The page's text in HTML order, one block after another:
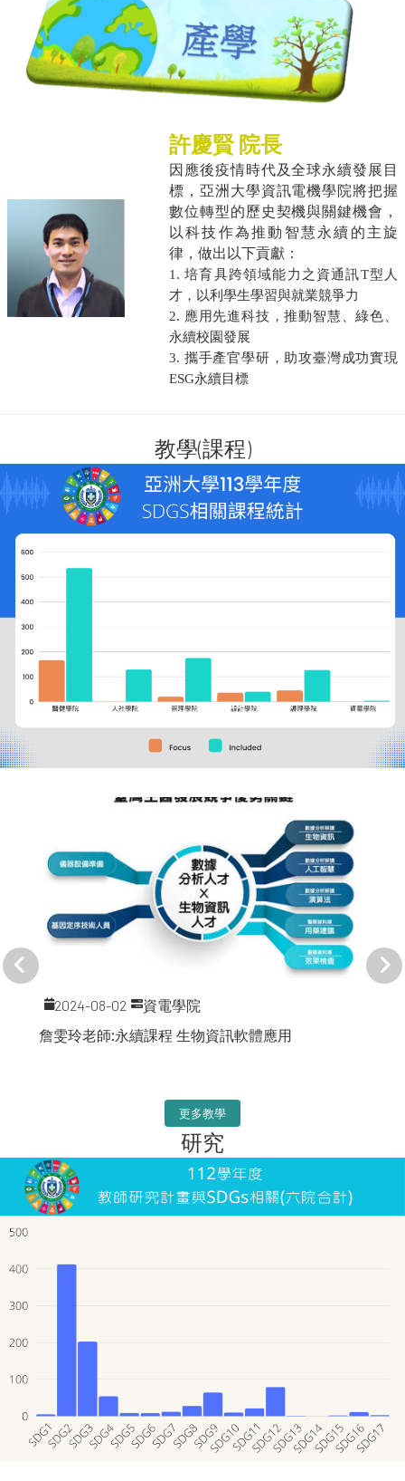
許慶賢 院長
因應後疫情時代及全球永續發展目
標，亞洲大學資訊電機學院將把握
數位轉型的歷史契機與關鍵機會，
以科技作為推動智慧永續的主旋
律，做出以下貢獻：
1. 培育具跨領域能力之資通訊T型人
才，以利學生學習與就業競爭力
2. 應用先進科技，推動智慧、綠色、
永續校園發展
3. 攜手產官學研，助攻臺灣成功實現
ESG永續目標
教學(課程)
2024-08-02 資電學院
詹雯玲老師:永續課程 生物資訊軟體應用
更多教學
研究